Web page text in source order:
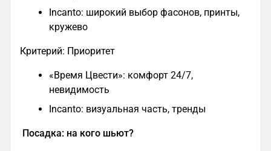
Incanto: широкий выбор фасонов, принты,
кружево
Критерий: Приоритет
«Время Цвести»: комфорт 24/7,
невидимость
Incanto: визуальная часть, тренды
Посадка: на кого шьют?